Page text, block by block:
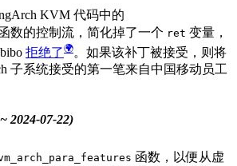
KVM 代码中的
数的控制流，简化掉了一个 ret 变量，
拒绝了
。如果该补丁被接受，则将
子系统接受的第一笔来自中国移动员工
2024-07-22)
函数，以便从虚